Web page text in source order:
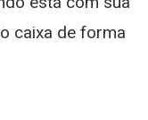
caixa de forma